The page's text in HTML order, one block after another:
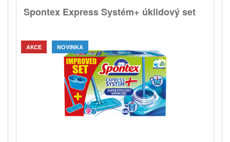
Spontex Express Systém+ úklidový set
AKCE NOVINKA